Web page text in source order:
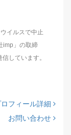
イルスで中止
imp」の取締
しています。
ロフィール詳細
お問い合わせ